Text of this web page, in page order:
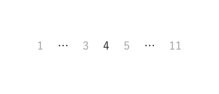
1 … 3 4 5 … 11